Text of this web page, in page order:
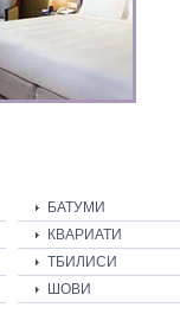
БАТУМИ
КВАРИАТИ
ТБИЛИСИ
ШОВИ